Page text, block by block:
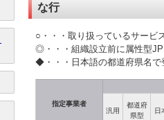
な行
○・・・取り扱っているサービ
◎・・・組織設立前に属性型
◆・・・日本語の都道府県名で
指定事業者
汎用
都道府
県型
日